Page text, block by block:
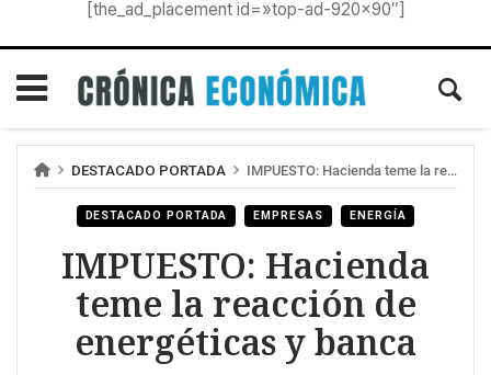
[the_ad_placement id=»top-ad-920×90″]
DESTACADO PORTADA IMPUESTO: Hacienda teme la reacción de energéticas y banca
DESTACADO PORTADA EMPRESAS ENERGÍA
IMPUESTO: Hacienda
teme la reacción de
energéticas y banca